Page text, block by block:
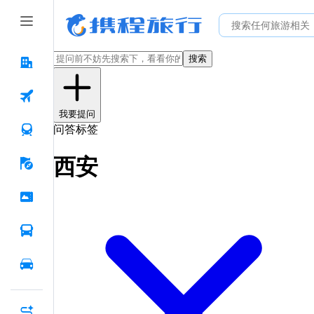
搜索
我要提问
问答标签
西安